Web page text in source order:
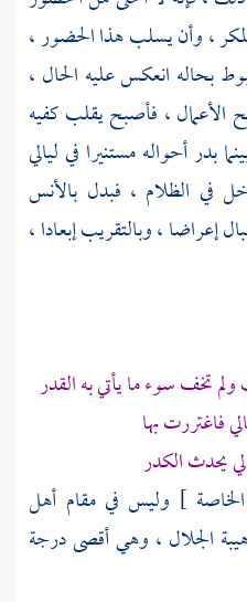
، وأن يسلب هذا الحضور ،
بحاله انعكس عليه الحال ،
الأعمال ، فأصبح يقلب كفيه
بدر أحواله مستنيرا في ليالي
في الظلام ، فبدل بالأنس
إعراضا ، وبالتقريب إبعادا ،
تخف سوء ما يأتي به القدر
فاغتررت بها
يحدث الكدر
] وليس في مقام أهل
الجلال ، وهي أقصى درجة